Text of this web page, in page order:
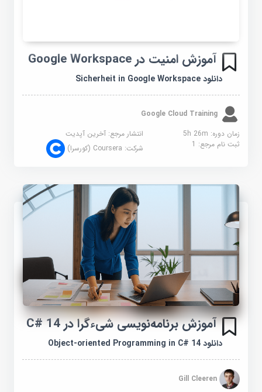
آموزش امنیت در Google Workspace
دانلود Sicherheit in Google Workspace
Google Cloud Training
زمان دوره: 5h 26m
انتشار مرجع:آخرین آپدیت
ثبت نام مرجع:1 شرکت:Coursera (کورسرا)
آموزش برنامه‌نویسی شیءگرا در C# 14
دانلود Object-oriented Programming in C# 14
Gill Cleeren